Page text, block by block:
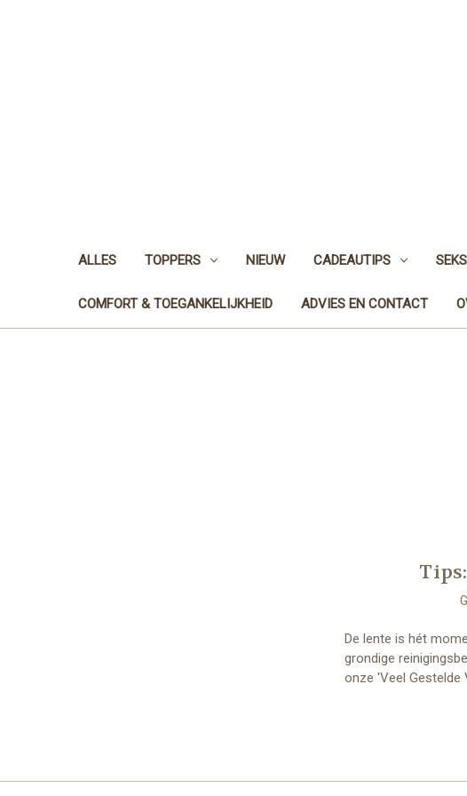
ALLES TOPPERS NIEUW CADEAUTIPS
COMFORT & TOEGANKELIJKHEID ADVIES EN CONTACT
De lente is hét
grondige
onze 'Veel Gestelde